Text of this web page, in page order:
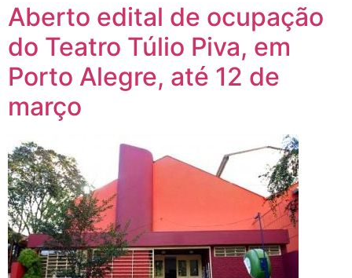
Aberto edital de ocupação
do Teatro Túlio Piva, em
Porto Alegre, até 12 de
março